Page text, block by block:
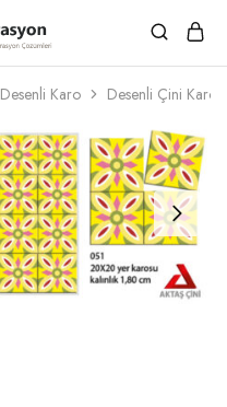
Desenli Karo Desenli Çini